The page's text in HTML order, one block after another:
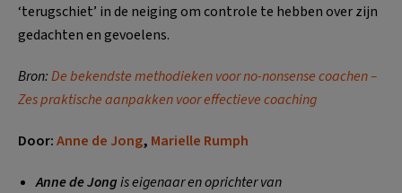
‘terugschiet’ in de neiging om controle te hebben over zijn
gedachten en gevoelens.
Bron:De bekendste methodieken voor no-nonsense coachen –
Zes praktische aanpakken voor effectieve coaching
Door:Anne de Jong, Marielle Rumph
Anne de Jongis eigenaar en oprichter van